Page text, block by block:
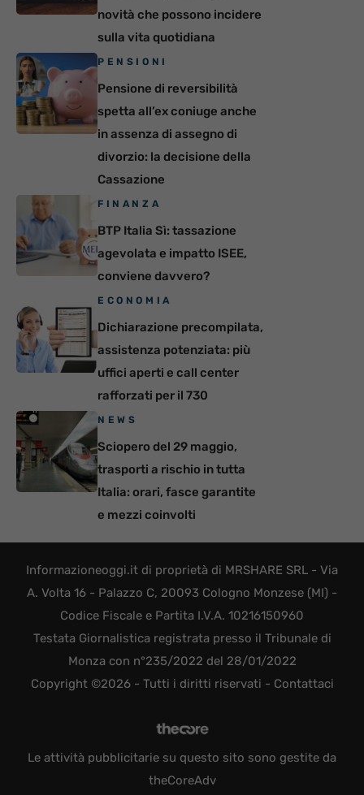
novità che possono incidere
sulla vita quotidiana
PENSIONI
Pensione di reversibilità
spetta all’ex coniuge anche
in assenza di assegno di
divorzio: la decisione della
Cassazione
FINANZA
BTP Italia Sì: tassazione
agevolata e impatto ISEE,
conviene davvero?
ECONOMIA
Dichiarazione precompilata,
assistenza potenziata: più
uffici aperti e call center
rafforzati per il 730
NEWS
Sciopero del 29 maggio,
trasporti a rischio in tutta
Italia: orari, fasce garantite
e mezzi coinvolti
Informazioneoggi.it di proprietà di MRSHARE SRL - Via
A. Volta 16 - Palazzo C, 20093 Cologno Monzese (MI) -
Codice Fiscale e Partita I.V.A. 10216150960
Testata Giornalistica registrata presso il Tribunale di
Monza con n°235/2022 del 28/01/2022
Copyright ©2026 - Tutti i diritti riservati - Contattaci
Le attività pubblicitarie su questo sito sono gestite da
theCoreAdv